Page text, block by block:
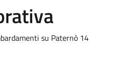
su Paternò 14